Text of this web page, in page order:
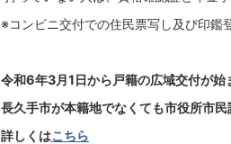
※コンビニ交付での住民票写し及び印鑑
令和6年3月1日から戸籍の広域交付が始
長久手市が本籍地でなくても市役所市民
詳しくはこちら